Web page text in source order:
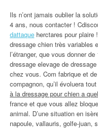
Ils n’ont jamais oublier la
4 ans, nous contacter !
dattaque herctares pour plaire
dressage chien très variables
l’étranger, que vous donner
dressage elevage de
chez vous. Com fabrique et
compagnon, qu’il évoluera
à la dressage pour chien a
france et que vous allez
animal. D’une situation en
napoule, vallauris, golfe-juan,